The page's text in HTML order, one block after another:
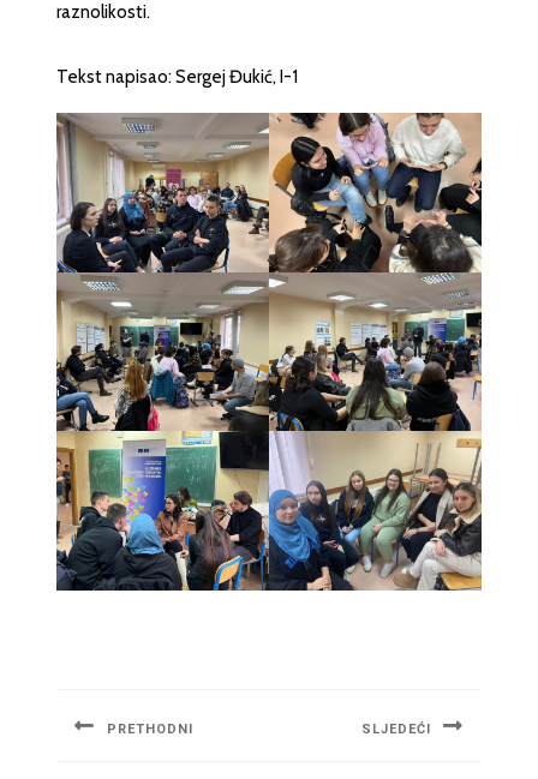
raznolikosti.
Tekst napisao: Sergej Đukić, I-1
PRETHODNI SLJEDEĆI